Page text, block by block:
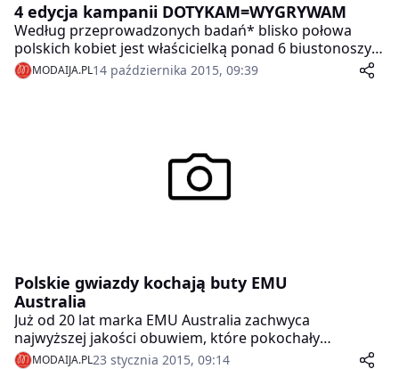
4 edycja kampanii DOTYKAM=WYGRYWAM
Według przeprowadzonych badań* blisko połowa
polskich kobiet jest właścicielką ponad 6 biustonoszy,
a dwie trzecie Polek przyznało się do posiadania
takich, których nie nosiły od co najmniej roku! Ponad
badanych od co najmniej roku nie konsultowała
rozmiaru biustonosza z profesjonalną brafitterką.
Najwyższy czas więc kompleksowo zadbać o zdrowie
MODAIJA.PL14 października 2015, 09:39
Polskie gwiazdy kochają buty EMU
Australia
Już od 20 lat marka EMU Australia zachwyca
najwyższej jakości obuwiem, które pokochały
miłośniczki klasyki na całym świecie.
MODAIJA.PL23 stycznia 2015, 09:14